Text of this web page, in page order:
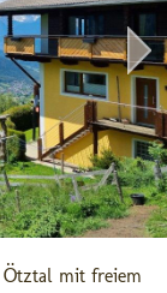
mit freiem